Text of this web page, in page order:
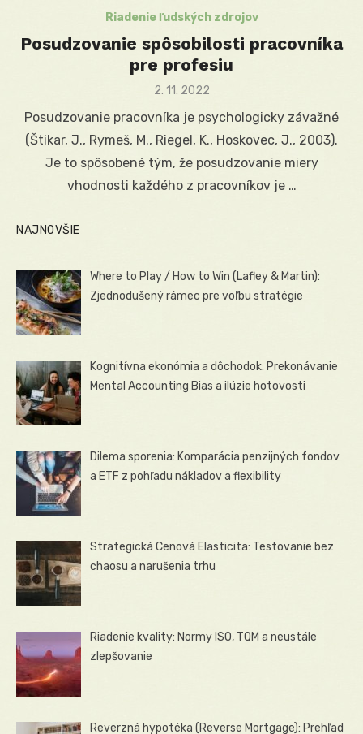
Riadenie ľudských zdrojov
Posudzovanie spôsobilosti pracovníka
pre profesiu
Posted
2. 11. 2022
Posudzovanie pracovníka je psychologicky závažné
(Štikar, J., Rymeš, M., Riegel, K., Hoskovec, J., 2003).
Je to spôsobené tým, že posudzovanie miery
vhodnosti každého z pracovníkov je …
NAJNOVŠIE
Where to Play / How to Win (Lafley & Martin):
Zjednodušený rámec pre voľbu stratégie
Kognitívna ekonómia a dôchodok: Prekonávanie
Mental Accounting Bias a ilúzie hotovosti
Dilema sporenia: Komparácia penzijných fondov
a ETF z pohľadu nákladov a flexibility
Strategická Cenová Elasticita: Testovanie bez
chaosu a narušenia trhu
Riadenie kvality: Normy ISO, TQM a neustále
zlepšovanie
Reverzná hypotéka (Reverse Mortgage): Prehľad